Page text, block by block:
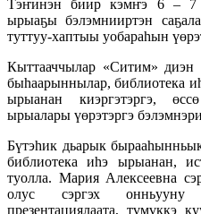
Тэҥинэн биир кэмҥэ 6 – 7
ырыаҕы бэлэмнииртэн
туттуу-хаптыы уобараһын
Кыттааччылар «Ситим»
быһаарыннылар, библиотека
ырыанан киэргэтэргэ,
ырыалары үөрэтэргэ
Бүтэһик дьарык
библиотека иһэ ырыанан,
туолла. Мария Алексеевна
олус сэргэх
презентациялаата, түмүккэ